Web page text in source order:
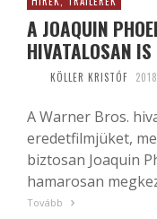
A JOAQUIN
HIVATALOSAN
KÖLLER KRISTÓF
A Warner Bros.
eredetfilmjüket,
biztosan Joaquin
hamarosan
Tovább